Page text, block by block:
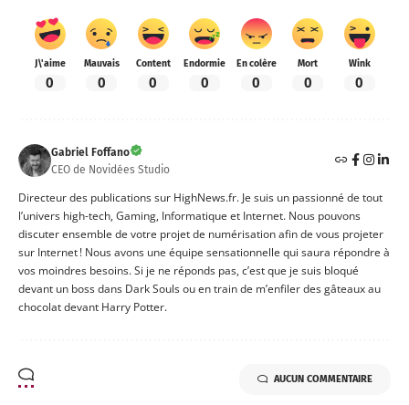
J\'aime
0
Mauvais
0
Content
0
Endormie
0
En colère
0
Mort
0
Wink
0
Gabriel Foffano
CEO de Novidées Studio
Directeur des publications sur HighNews.fr. Je suis un passionné de tout
l’univers high-tech, Gaming, Informatique et Internet. Nous pouvons
discuter ensemble de votre projet de numérisation afin de vous projeter
sur Internet ! Nous avons une équipe sensationnelle qui saura répondre à
vos moindres besoins. Si je ne réponds pas, c’est que je suis bloqué
devant un boss dans Dark Souls ou en train de m’enfiler des gâteaux au
chocolat devant Harry Potter.
AUCUN COMMENTAIRE